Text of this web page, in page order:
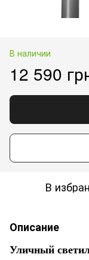
В наличии
12 590
В
Описание
Уличный